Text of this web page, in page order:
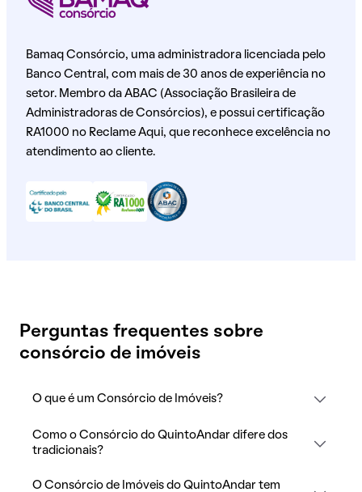
Bamaq Consórcio, uma administradora licenciada pelo
Banco Central, com mais de 30 anos de experiência no
setor. Membro da ABAC (Associação Brasileira de
Administradoras de Consórcios), e possui certificação
RA1000 no Reclame Aqui, que reconhece excelência no
atendimento ao cliente.
Perguntas frequentes sobre
consórcio de imóveis
O que é um Consórcio de Imóveis?
Como o Consórcio do QuintoAndar difere dos
tradicionais?
O Consórcio de Imóveis do QuintoAndar tem